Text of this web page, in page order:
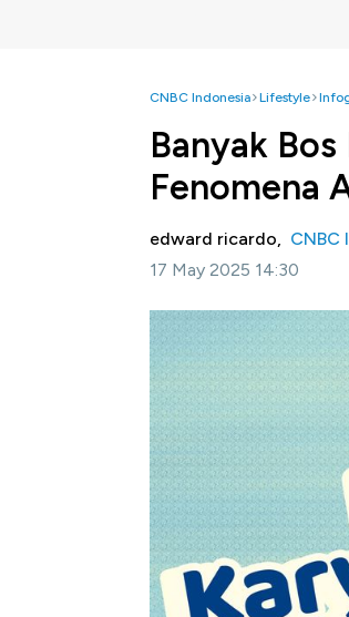
CNBC Indonesia Lifestyle
Banyak
Fenomena
edward ricardo, CNBC
17 May 2025 14:30